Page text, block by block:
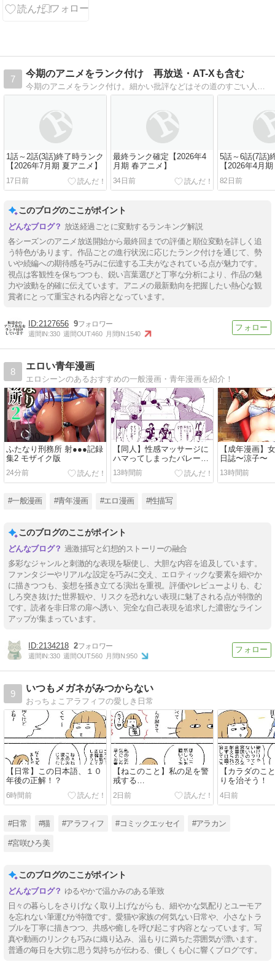
語の注目点を
7
今期のアニメをランク付け 再放送・AT-Xも含む
今期のアニメをランク付け。細かい批評などはその道のすごい人におまかせして、このブログは、視聴継続等の目安にしていただければよろしいかと。あくまでも個人的な感想ですので、ご参考までに(^^)
1話～2話(3話)終了時ランク
【2026年7月期 夏アニメ】
17日前
最終ランク確定【2026年4
月期 春アニメ】
34日前
5話～6話(7話)
【2026年4月
82日前
このブログのここがポイント
放送経過ごとに変動するランキング解説
各シーズンのアニメ放送開始から最終回までの評価と順位変動を詳しく追
う特色があります。作品ごとの進行状況に応じたランク付けを通じて、勢
いや続編への期待感を巧みに伝達する工夫がなされている点が魅力です。
視点は客観性を保ちつつも、鋭い言葉選びと丁寧な分析により、作品の魅
力や波動を的確に伝えています。アニメの最新動向を把握したい熱心な観
賞者にとって重宝される内容となっています。
2127656 9
週間IN:330 週間OUT:460 月間IN:1540
8
エロい青年漫画
エロシーンのあるおすすめの一般漫画・青年漫画を紹介！
ふたなり刑務所 射●●●記録
集2 モザイク版
24分前
【同人】性感マッサージに
ハマってしまったバレー部
女子の話〜中編〜(かみか
堂)
13時間前
【成年漫画】
日誌〜涼子〜
13時間前
#一般漫画 #青年漫画 #エロ漫画 #性描写
このブログのここがポイント
過激描写と幻想的ストーリーの融合
多彩なジャンルと刺激的な表現を駆使し、大胆な内容を追及しています。
ファンタジーやリアルな設定を巧みに交え、エロティックな要素を細やか
に描きつつも、妄想を掻き立てる演出を重視。評価やレビューよりも、む
しろ突き抜けた世界観や、リスクを恐れない表現に魅了される点が特徴的
です。読者を非日常の扉へ誘い、完全な自己表現を追求した濃密なライン
アップが集まっています。
2134218 2
週間IN:330 週間OUT:560 月間IN:950
9
いつもメガネがみつからない
おっちょこアラフィフの愛しき日常
【日常】この日本語、１０
年後の正解！？
6時間前
【ねこのこと】私の足を警
戒する…
2日前
【カラダのこ
りを治そう！
4日前
#日常 #猫 #アラフィフ #コミックエッセイ #アラカン
#宮咲ひろ美
このブログのここがポイント
ゆるやかで温かみのある筆致
日々の暮らしをさりげなく取り上げながらも、細やかな気配りとユーモア
を忘れない筆運びが特徴です。愛猫や家族の何気ない日常や、小さなトラ
ブルを丁寧に描きつつ、共感や癒しを呼び起こす内容となっています。写
真や動画のリンクも巧みに織り込み、温もりに満ちた雰囲気が漂います。
普通の毎日を大切に思う気持ちが伝わる、優しくも心に響くブログです。